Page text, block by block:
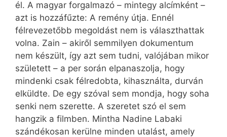
él. A magyar forgalmazó – mintegy alcímként –
azt is hozzáfűzte: A remény útja. Ennél
félrevezetőbb megoldást nem is választhattak
volna. Zain – akiről semmilyen dokumentum
nem készült, így azt sem tudni, valójában mikor
született – a per során elpanaszolja, hogy
mindenki csak félredobta, kihasználta, durván
elküldte. De egy szóval sem mondja, hogy soha
senki nem szerette. A szeretet szó el sem
hangzik a filmben. Mintha Nadine Labaki
szándékosan kerülne minden utalást, amely